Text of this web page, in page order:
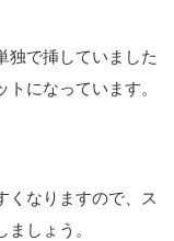
独で挿していました
になっています。
くなりますので、ス
しょう。